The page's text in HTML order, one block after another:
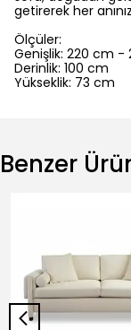
getirerek her
Ölçüler:
Genişlik: 220 cm
Derinlik: 100 cm
Yükseklik: 73 cm
Benzer